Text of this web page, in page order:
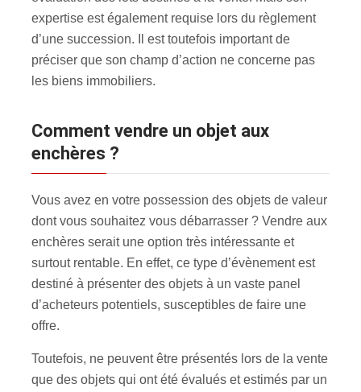
expertise est également requise lors du règlement
d’une succession. Il est toutefois important de
préciser que son champ d’action ne concerne pas
les biens immobiliers.
Comment vendre un objet aux
enchères ?
Vous avez en votre possession des objets de valeur
dont vous souhaitez vous débarrasser ? Vendre aux
enchères serait une option très intéressante et
surtout rentable. En effet, ce type d’évènement est
destiné à présenter des objets à un vaste panel
d’acheteurs potentiels, susceptibles de faire une
offre.
Toutefois, ne peuvent être présentés lors de la vente
que des objets qui ont été évalués et estimés par un